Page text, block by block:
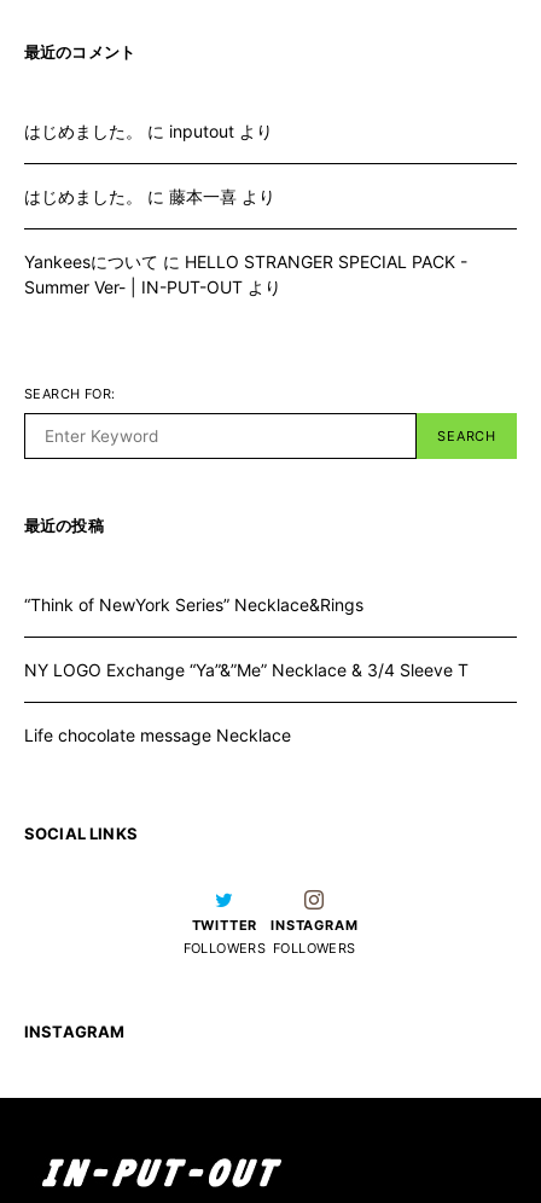
最近のコメント
はじめました。 に inputout より
はじめました。 に 藤本一喜 より
Yankeesについて に HELLO STRANGER SPECIAL PACK -
Summer Ver- | IN-PUT-OUT より
SEARCH FOR:
SEARCH
最近の投稿
“Think of NewYork Series” Necklace&Rings
NY LOGO Exchange “Ya”&”Me” Necklace & 3/4 Sleeve T
Life chocolate message Necklace
SOCIAL LINKS
TWITTER
FOLLOWERS
INSTAGRAM
FOLLOWERS
INSTAGRAM